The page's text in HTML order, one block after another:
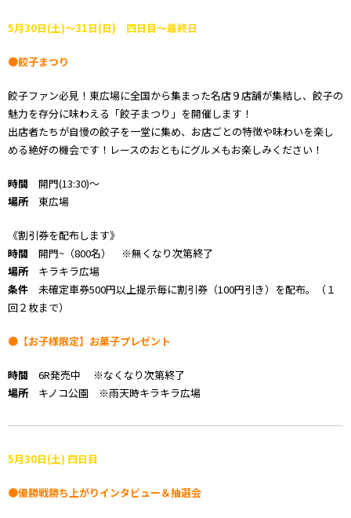
5月30日(土)～31日(日) 四日目～最終日
●餃子まつり
餃子ファン必見！東広場に全国から集まった名店９店舗が集結し、餃子の
魅力を存分に味わえる「餃子まつり」を開催します！
出店者たちが自慢の餃子を一堂に集め、お店ごとの特徴や味わいを楽し
める絶好の機会です！レースのおともにグルメもお楽しみください！
時間 開門(13:30)～
場所 東広場
《割引券を配布します》
時間 開門~（800名） ※無くなり次第終了
場所キラキラ広場
条件 未確定車券500円以上提示毎に割引券（100円引き）を配布。（１
回２枚まで）
●【お子様限定】お菓子プレゼント
時間 6R発売中 ※なくなり次第終了
場所キノコ公園 ※雨天時キラキラ広場
5月30日(土) 四日目
●優勝戦勝ち上がりインタビュー＆抽選会